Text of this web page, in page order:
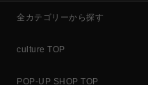
全カテゴリーから探す
culture TOP
POP-UP SHOP TOP